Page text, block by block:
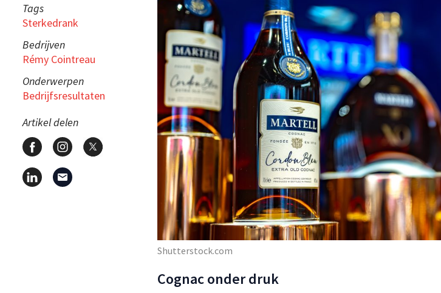
Tags
Sterkedrank
Bedrijven
Rémy Cointreau
Onderwerpen
Bedrijfsresultaten
Artikel delen
Shutterstock.com
Cognac onder druk